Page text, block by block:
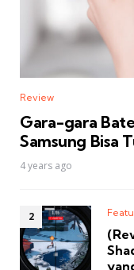
Review
Gara-gara
Samsung Bisa
4 years ago